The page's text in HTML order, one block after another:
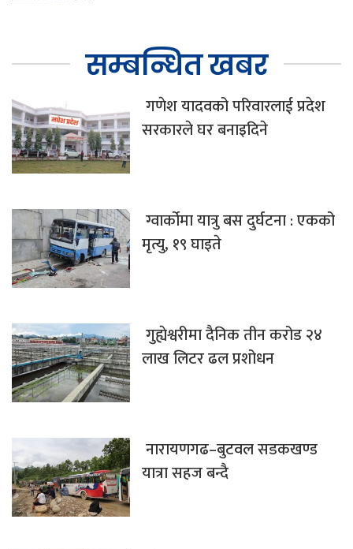
सम्बन्धित खबर
गणेश यादवको परिवारलाई प्रदेश
सरकारले घर बनाइदिने
ग्वार्कोमा यात्रु बस दुर्घटना : एकको
मृत्यु, १९ घाइते
गुह्येश्वरीमा दैनिक तीन करोड २४
लाख लिटर ढल प्रशोधन
नारायणगढ–बुटवल सडकखण्ड
यात्रा सहज बन्दै